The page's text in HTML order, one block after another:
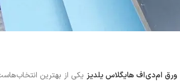
ورق ام‌دی‌اف هایگلاس یلدیز یکی از بهترین